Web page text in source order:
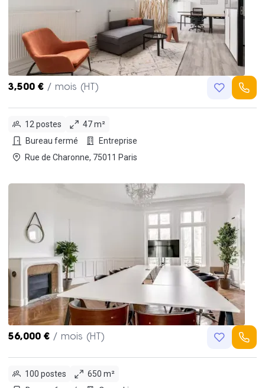
3,500 € / mois (HT)
12 postes
47 m²
Bureau fermé
Entreprise
Rue de Charonne, 75011 Paris
56,000 € / mois (HT)
100 postes
650 m²